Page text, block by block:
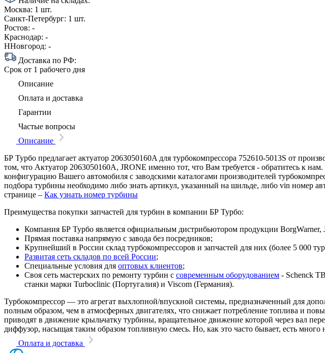
Москва: 1 шт.
Санкт-Петербург: 1 шт.
Ростов: -
Краснодар: -
ННовгород: -
Доставка по РФ:
Срок от 1 рабочего дня
Описание
Оплата и доставка
Гарантии
Частые вопросы
Описание
БР Турбо предлагает актуатор 2063050160A для турбокомпрессора 752610-5013S от
том, что Актуатор 2063050160A, JRONE именно тот, что Вам требуется - обратитесь к
конфигурацию Вашего автомобиля с заводскими каталогами производителей
подбора турбины необходимо либо знать артикул, указанный на шильде, либо vin номер
странице – Как узнать номер турбины
Преимущества покупки запчастей для турбин в компании БР Турбо:
Компания БР Турбо является официальным дистрибьютором продукции
Прямая поставка напрямую с завода без посредников;
Крупнейший в России склад турбокомпрессоров и запчастей для них (более 5 000
Развитая сеть складов по всей России;
Специальные условия для оптовых клиентов;
Своя сеть мастерских по ремонту турбин с современным оборудованием - Schenck
станки марки Turboclinic (Португалия) и Viscom (Германия).
Турбокомпрессор — это агрегат выхлопной/впускной системы, предназначенный для
полным образом, чем в атмосферных двигателях, что снижает потребление топлива и
приводят в движение крыльчатку турбины, вращательное движение которой через вал
диффузор, насыщая таким образом топливную смесь. Но, как это часто бывает, есть много
Оплата и доставка